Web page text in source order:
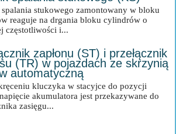
stukowego zamontowany w bloku
reaguje na drgania bloku cylindrów o
częstotliwości i...
zapłonu (ST) i przełącznik
(TR) w pojazdach ze skrzynią
automatyczną
kluczyka w stacyjce do pozycji
akumulatora jest przekazywane do
zasięgu...